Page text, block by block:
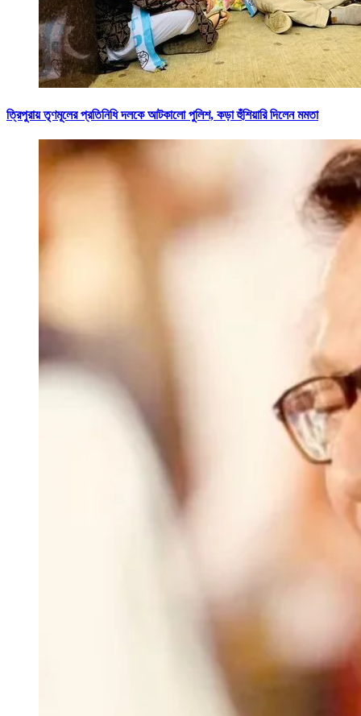
ত্রিপুরায় তৃণমূলের প্রতিনিধি দলকে আটকালো পুলিশ, কড়া হুঁশিয়ারি দিলেন মমতা